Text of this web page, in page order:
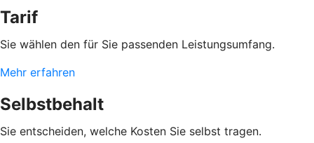
Tarif
Sie wählen den für Sie passenden Leistungsumfang.
Mehr erfahren
Selbstbehalt
Sie entscheiden, welche Kosten Sie selbst tragen.